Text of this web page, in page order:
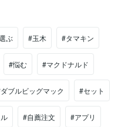
ぶ #玉木 #タマキン
#悩む #マクドナルド
ブルビッグマック #セット
#自薦注文 #アプリ